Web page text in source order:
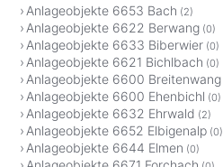
Anlageobjekte 6653 Bach (2)
Anlageobjekte 6622 Berwang (0)
Anlageobjekte 6633 Biberwier (0)
Anlageobjekte 6621 Bichlbach (0)
Anlageobjekte 6600 Breitenwang
Anlageobjekte 6600 Ehenbichl (0)
Anlageobjekte 6632 Ehrwald (2)
Anlageobjekte 6652 Elbigenalp (0)
Anlageobjekte 6644 Elmen (0)